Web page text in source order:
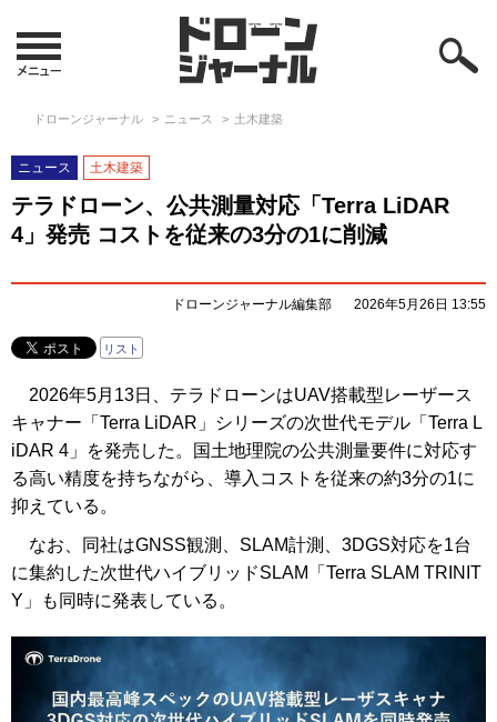
ドローンジャーナル ニュース 土木建築
ニュース 土木建築
テラドローン、公共測量対応「Terra LiDAR
4」発売 コストを従来の3分の1に削減
ドローンジャーナル編集部 2026年5月26日 13:55
リスト
2026年5月13日、テラドローンはUAV搭載型レーザース
キャナー「Terra LiDAR」シリーズの次世代モデル「Terra L
iDAR 4」を発売した。国土地理院の公共測量要件に対応す
る高い精度を持ちながら、導入コストを従来の約3分の1に
抑えている。
なお、同社はGNSS観測、SLAM計測、3DGS対応を1台
に集約した次世代ハイブリッドSLAM「Terra SLAM TRINIT
Y」も同時に発表している。